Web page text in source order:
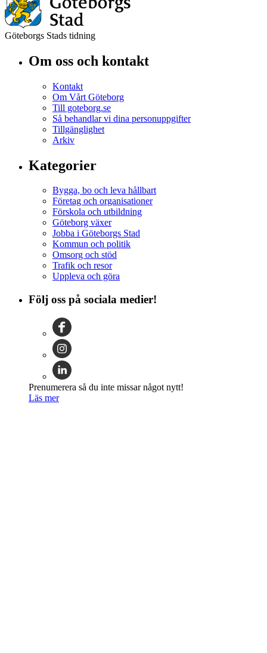
Göteborgs Stads tidning
Om oss och kontakt
Kontakt
Om Vårt Göteborg
Till goteborg.se
Så behandlar vi dina personuppgifter
Tillgänglighet
Arkiv
Kategorier
Bygga, bo och leva hållbart
Företag och organisationer
Förskola och utbildning
Göteborg växer
Jobba i Göteborgs Stad
Kommun och politik
Omsorg och stöd
Trafik och resor
Uppleva och göra
Följ oss på sociala medier!
Prenumerera så du inte missar något nytt!
Läs mer